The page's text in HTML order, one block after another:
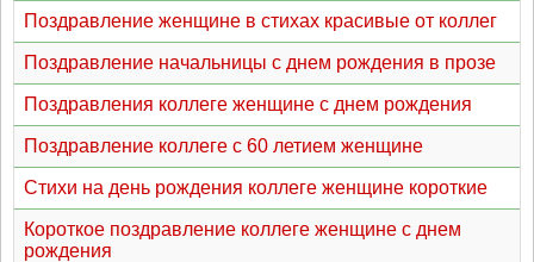
Поздравление женщине в стихах красивые от коллег
Поздравление начальницы с днем рождения в прозе
Поздравления коллеге женщине с днем рождения
Поздравление коллеге с 60 летием женщине
Стихи на день рождения коллеге женщине короткие
Короткое поздравление коллеге женщине с днем
рождения